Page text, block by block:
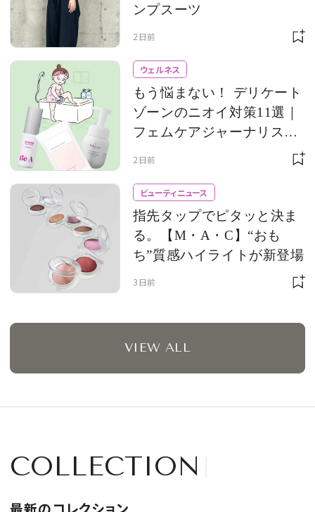
ンプスーツ
2日前
ウェルネス
もう悩まない！ デリケート
ゾーンのニオイ対策11選｜
フェムケアジャーナリスト
の愛用品＆編集部のおすす
2日前
ビューティニュース
指先タップでピタッと決ま
る。【M・A・C】“おも
ち”質感ハイライトが新登場
3日前
VIEW ALL
COLLECTION